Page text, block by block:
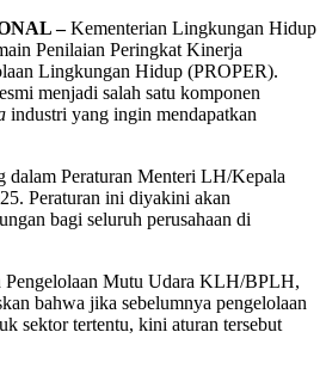
–Kementerian Lingkungan Hidup
Penilaian Peringkat Kinerja
Lingkungan Hidup (PROPER).
menjadi salah satu komponen
industri yang ingin mendapatkan
dalam Peraturan Menteri LH/Kepala
Peraturan ini diyakini akan
bagi seluruh perusahaan di
Pengelolaan Mutu Udara KLH/BPLH,
bahwa jika sebelumnya pengelolaan
sektor tertentu, kini aturan tersebut